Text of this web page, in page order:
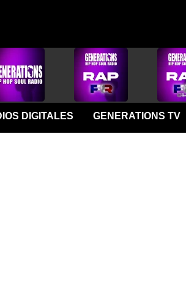
DIGITALES GENERATIONS TV